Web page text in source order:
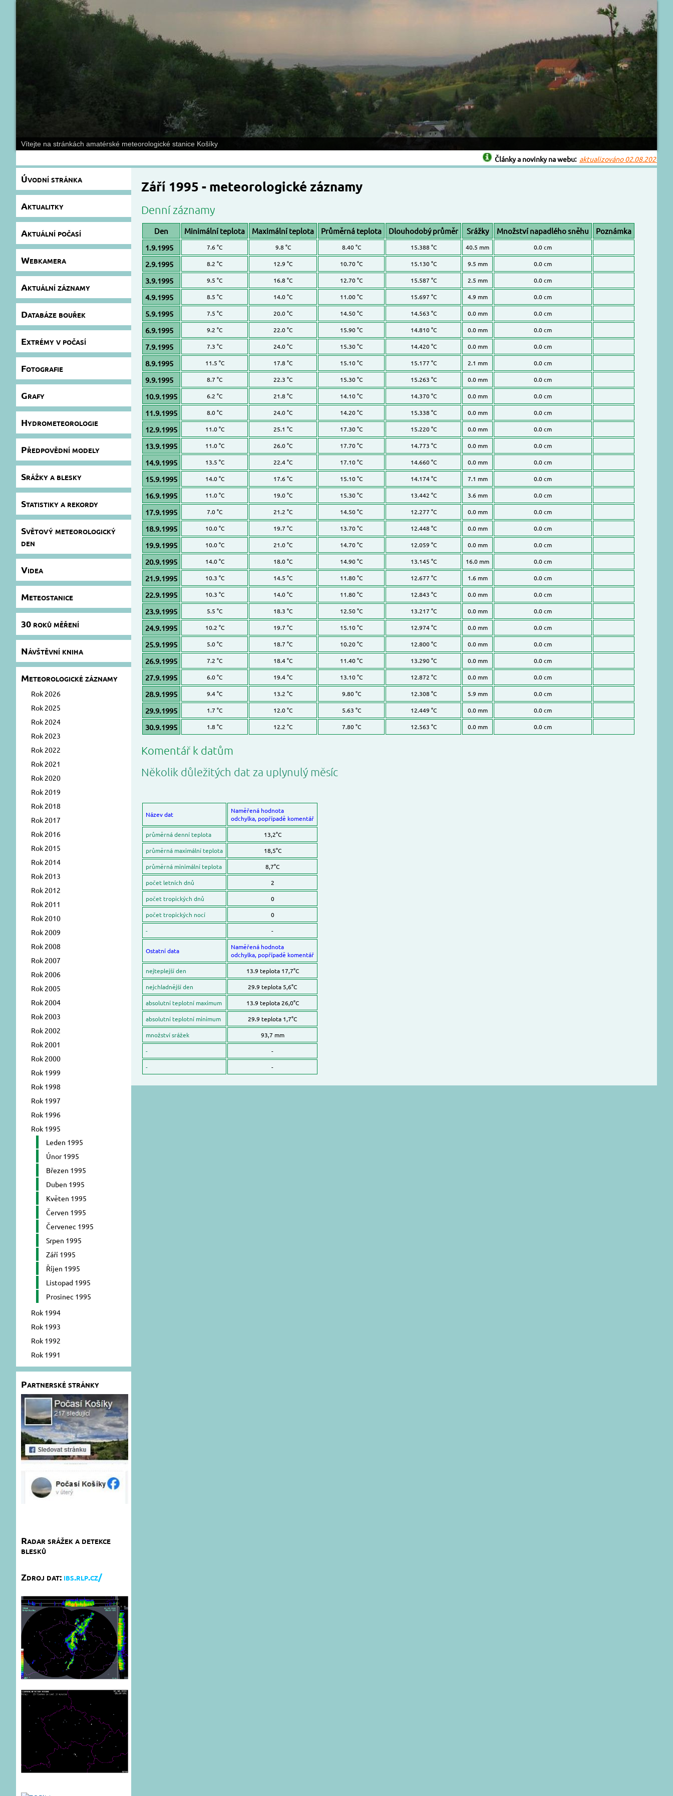
Vítejte na stránkách amatérské meteorologické stanice Košíky
Články a novinky na webu:aktualizováno 02.08.2026
Úvodní stránka
Aktualitky
Aktuální počasí
Webkamera
Aktuální záznamy
Databáze bouřek
Extrémy v počasí
Fotografie
Grafy
Hydrometeorologie
Předpovědní modely
Srážky a blesky
Statistiky a rekordy
Světový meteorologický
den
Videa
Meteostanice
30 roků měření
Návštěvní kniha
Meteorologické záznamy
Rok 2026
Rok 2025
Rok 2024
Rok 2023
Rok 2022
Rok 2021
Rok 2020
Rok 2019
Rok 2018
Rok 2017
Rok 2016
Rok 2015
Rok 2014
Rok 2013
Rok 2012
Rok 2011
Rok 2010
Rok 2009
Rok 2008
Rok 2007
Rok 2006
Rok 2005
Rok 2004
Rok 2003
Rok 2002
Rok 2001
Rok 2000
Rok 1999
Rok 1998
Rok 1997
Rok 1996
Rok 1995
Leden 1995
Únor 1995
Březen 1995
Duben 1995
Květen 1995
Červen 1995
Červenec 1995
Srpen 1995
Září 1995
Říjen 1995
Listopad 1995
Prosinec 1995
Rok 1994
Rok 1993
Rok 1992
Rok 1991
Partnerské stránky
Radar srážek a detekce
blesků
Zdroj dat: ibs.rlp.cz/
Září 1995 - meteorologické záznamy
Denní záznamy
Den Minimální teplota Maximální teplota Průměrná teplota Dlouhodobý průměr Srážky Množství napadlého sněhu
Poznámka
1.9.1995
7.6 °C 9.8 °C 8.40 °C 15.388 °C 40.5 mm 0.0 cm
2.9.1995 8.2 °C 12.9 °C 10.70 °C 15.130 °C 9.5 mm 0.0 cm
3.9.1995 9.5 °C 16.8 °C 12.70 °C 15.587 °C 2.5 mm 0.0 cm
4.9.1995 8.5 °C 14.0 °C 11.00 °C 15.697 °C 4.9 mm 0.0 cm
5.9.1995 7.5 °C 20.0 °C 14.50 °C 14.563 °C 0.0 mm 0.0 cm
6.9.1995 9.2 °C 22.0 °C 15.90 °C 14.810 °C 0.0 mm 0.0 cm
7.9.1995 7.3 °C 24.0 °C 15.30 °C 14.420 °C 0.0 mm 0.0 cm
8.9.1995 11.5 °C 17.8 °C 15.10 °C 15.177 °C 2.1 mm 0.0 cm
9.9.1995 8.7 °C 22.3 °C 15.30 °C 15.263 °C 0.0 mm 0.0 cm
10.9.1995 6.2 °C 21.8 °C 14.10 °C 14.370 °C 0.0 mm 0.0 cm
11.9.1995 8.0 °C 24.0 °C 14.20 °C 15.338 °C 0.0 mm 0.0 cm
12.9.1995 11.0 °C 25.1 °C 17.30 °C 15.220 °C 0.0 mm 0.0 cm
13.9.1995 11.0 °C 26.0 °C 17.70 °C 14.773 °C 0.0 mm 0.0 cm
14.9.1995 13.5 °C 22.4 °C 17.10 °C 14.660 °C 0.0 mm 0.0 cm
15.9.1995 14.0 °C 17.6 °C 15.10 °C 14.174 °C 7.1 mm 0.0 cm
16.9.1995 11.0 °C 19.0 °C 15.30 °C 13.442 °C 3.6 mm 0.0 cm
17.9.1995 7.0 °C 21.2 °C 14.50 °C 12.277 °C 0.0 mm 0.0 cm
18.9.1995 10.0 °C 19.7 °C 13.70 °C 12.448 °C 0.0 mm 0.0 cm
19.9.1995 10.0 °C 21.0 °C 14.70 °C 12.059 °C 0.0 mm 0.0 cm
20.9.1995 14.0 °C 18.0 °C 14.90 °C 13.145 °C 16.0 mm 0.0 cm
21.9.1995 10.3 °C 14.5 °C 11.80 °C 12.677 °C 1.6 mm 0.0 cm
22.9.1995 10.3 °C 14.0 °C 11.80 °C 12.843 °C 0.0 mm 0.0 cm
23.9.1995 5.5 °C 18.3 °C 12.50 °C 13.217 °C 0.0 mm 0.0 cm
24.9.1995 10.2 °C 19.7 °C 15.10 °C 12.974 °C 0.0 mm 0.0 cm
25.9.1995 5.0 °C 18.7 °C 10.20 °C 12.800 °C 0.0 mm 0.0 cm
26.9.1995 7.2 °C 18.4 °C 11.40 °C 13.290 °C 0.0 mm 0.0 cm
27.9.1995 6.0 °C 19.4 °C 13.10 °C 12.872 °C 0.0 mm 0.0 cm
28.9.1995 9.4 °C 13.2 °C 9.80 °C 12.308 °C 5.9 mm 0.0 cm
29.9.1995 1.7 °C 12.0 °C 5.63 °C 12.449 °C 0.0 mm 0.0 cm
30.9.1995 1.8 °C 12.2 °C 7.80 °C 12.563 °C 0.0 mm 0.0 cm
Komentář k datům
Několik důležitých dat za uplynulý měsíc
Název dat
Naměřená hodnota
odchylka, popřípadě komentář
průměrná denní teplota
13,2°C
průměrná maximální teplota
18,5°C
průměrná minimální teplota
8,7°C
počet letních dnů
2
počet tropických dnů
0
počet tropických nocí
0
-
-
Ostatní data
Naměřená hodnota
odchylka, popřípadě komentář
nejteplejší den
13.9 teplota 17,7°C
nejchladnější den
29.9 teplota 5,6°C
absolutní teplotní maximum
13.9 teplota 26,0°C
absolutní teplotní minimum
29.9 teplota 1,7°C
množství srážek
93,7 mm
-
-
-
-